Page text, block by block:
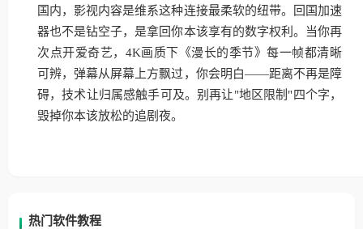
国内，影视内容是维系这种连接最柔软的纽带。回国加速
器也不是钻空子，是拿回你本该享有的数字权利。当你再
次点开爱奇艺，4K画质下《漫长的季节》每一帧都清晰
可辨，弹幕从屏幕上方飘过，你会明白——距离不再是障
碍，技术让归属感触手可及。别再让"地区限制"四个字，
毁掉你本该放松的追剧夜。
热门软件教程